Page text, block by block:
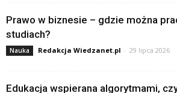
Prawo w biznesie – gdzie można
studiach?
Nauka Redakcja Wiedzanet.pl - 29 lipca 2026
Edukacja wspierana algorytmami,